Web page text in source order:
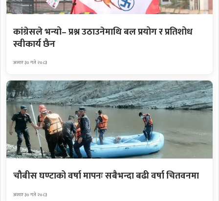
कांग्रेसले भन्यो– प्रश्न उठाउनेमाथि बल प्रयोग र प्रतिशोध
स्वीकार्य छैन
असार ३० गते २०८३
चौबीस घण्टाको वर्षा मापनः सबैभन्दा बढी वर्षा चितवनमा
असार ३० गते २०८३